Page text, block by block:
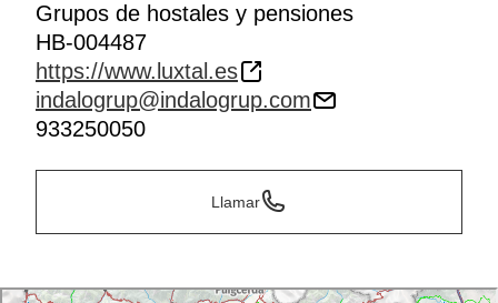
Grupos de hostales y pensiones
HB-004487
https://www.luxtal.es
indalogrup@indalogrup.com
933250050
Llamar